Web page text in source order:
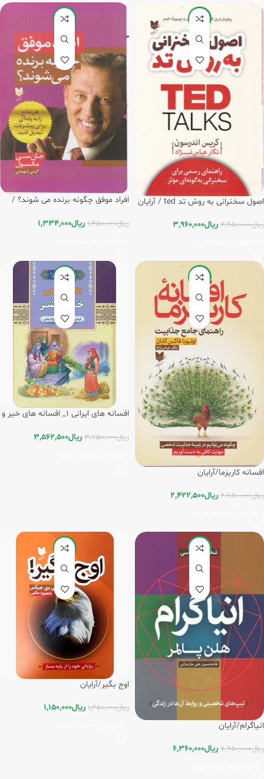
-20%
اصول سخنرانی به روش تد ted / آرایان
ریال4,950,000 ریال3,960,000
-8%
افراد موفق چگونه برنده می شوند؟ /
ریال1,450,000 ریال1,334,000
-15%
افسانه کاریزما/آرایان
ریال2,850,000 ریال2,422,500
-5%
افسانه های ایرانی 1_ افسانه های خیر و
ریال3,750,000 ریال3,562,500
-20%
انیاگرام/آرایان
ریال7,950,000 ریال6,360,000
-8%
اوج بگیر/آرایان
ریال1,250,000 ریال1,150,000